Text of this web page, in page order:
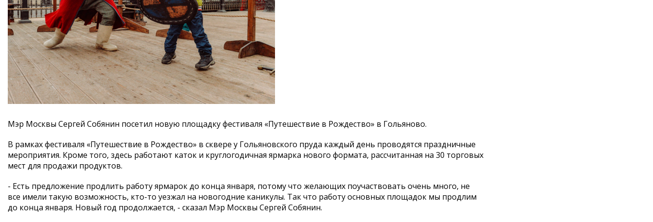
Мэр Москвы Сергей Собянин посетил новую площадку фестиваля «Путешествие в Рождество» в Гольяново.
В рамках фестиваля «Путешествие в Рождество» в сквере у Гольяновского пруда каждый день проводятся праздничные
мероприятия. Кроме того, здесь работают каток и круглогодичная ярмарка нового формата, рассчитанная на 30 торговых
мест для продажи продуктов.
- Есть предложение продлить работу ярмарок до конца января, потому что желающих поучаствовать очень много, не
все имели такую возможность, кто-то уезжал на новогодние каникулы. Так что работу основных площадок мы продлим
до конца января. Новый год продолжается, - сказал Мэр Москвы Сергей Собянин.